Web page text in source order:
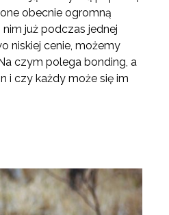
obecnie ogromną
już podczas jednej
niskiej cenie, możemy
czym polega bonding, a
i czy każdy może się im